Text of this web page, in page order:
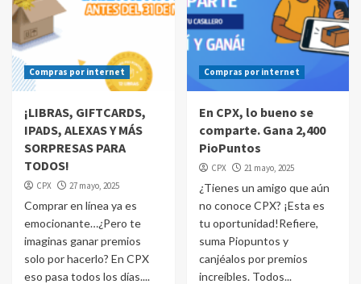
Compras por internet
¡LIBRAS, GIFTCARDS,
IPADS, ALEXAS Y MÁS
SORPRESAS PARA
TODOS!
CPX 27 mayo, 2025
Comprar en línea ya es
emocionante…¿Pero te
imaginas ganar premios
solo por hacerlo? En CPX
eso pasa todos los días....
Compras por internet
En CPX, lo bueno se
comparte. Gana 2,400
PioPuntos
CPX 21 mayo, 2025
¿Tienes un amigo que aún
no conoce CPX? ¡Esta es
tu oportunidad!Refiere,
suma Piopuntos y
canjéalos por premios
increíbles. Todos...